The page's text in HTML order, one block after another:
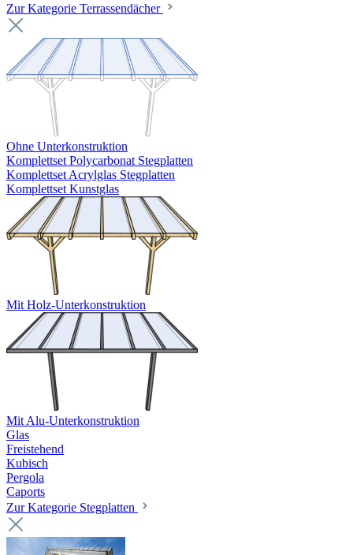
Zur Kategorie Terrassendächer
Ohne Unterkonstruktion
Komplettset Polycarbonat Stegplatten
Komplettset Acrylglas Stegplatten
Komplettset Kunstglas
Mit Holz-Unterkonstruktion
Mit Alu-Unterkonstruktion
Glas
Freistehend
Kubisch
Pergola
Caports
Zur Kategorie Stegplatten